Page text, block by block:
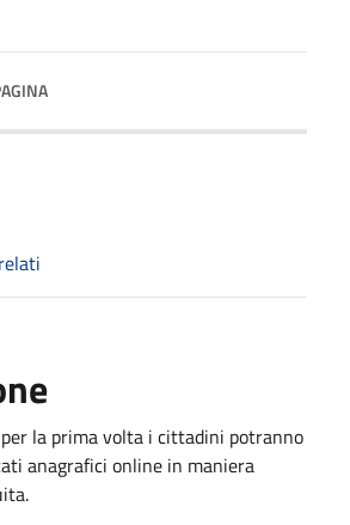
la prima volta i cittadini potranno
anagrafici online in maniera